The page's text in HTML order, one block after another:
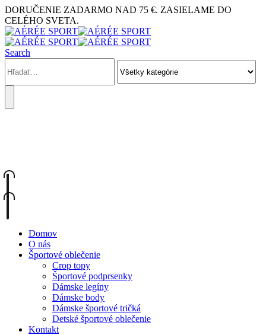
DORUČENIE ZADARMO NAD 75 €. ZASIELAME DO
CELÉHO SVETA.
Search
Domov
O nás
Športové oblečenie
Crop topy
Športové podprsenky
Dámske legíny
Dámske body
Dámske športové tričká
Detské športové oblečenie
Kontakt